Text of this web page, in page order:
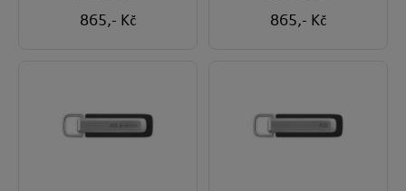
865,- Kč 865,- Kč